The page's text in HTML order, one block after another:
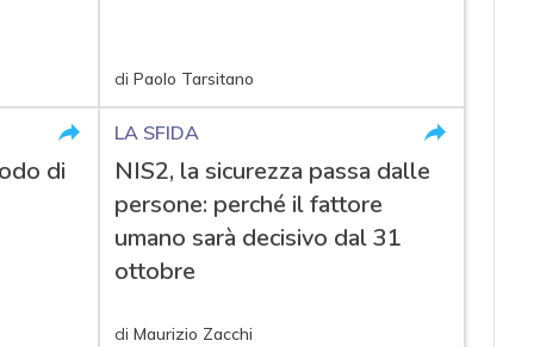
diPaolo Tarsitano
di
LA SFIDA
NIS2, la sicurezza passa dalle
persone: perché il fattore
umano sarà decisivo dal 31
ottobre
diMaurizio Zacchi